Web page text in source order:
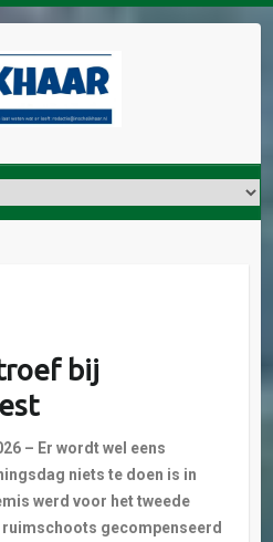
bij
– Er wordt wel eens
niets te doen is in
werd voor het tweede
gecompenseerd